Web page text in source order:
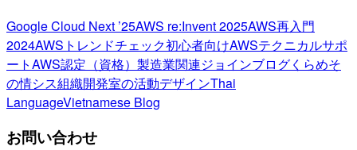
Google Cloud Next ’25AWS re:Invent 2025AWS再入門
2024AWSトレンドチェック初心者向けAWSテクニカルサポ
ートAWS認定（資格） 製造業関連ジョインブログくらめそ
の情シス組織開発室の活動デザインThai
LanguageVietnamese Blog
お問い合わせ